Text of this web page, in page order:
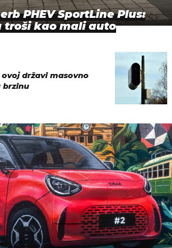
PHEV SportLine Plus:
troši kao mali auto
državi masovno
brzinu